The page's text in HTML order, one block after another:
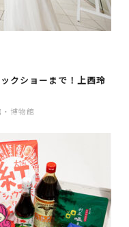
クショーまで！上西玲
博物館